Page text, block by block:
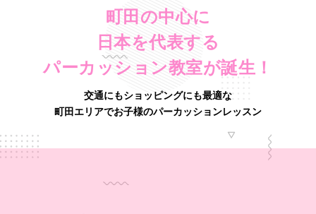
町田の中心に
日本を代表する
パーカッション教室が誕生！
交通にもショッピングにも最適な
町田エリアでお子様のパーカッションレッスン